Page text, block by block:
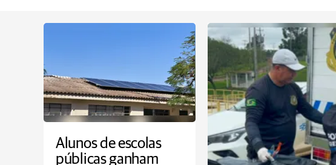
Alunos de escolas
públicas ganham